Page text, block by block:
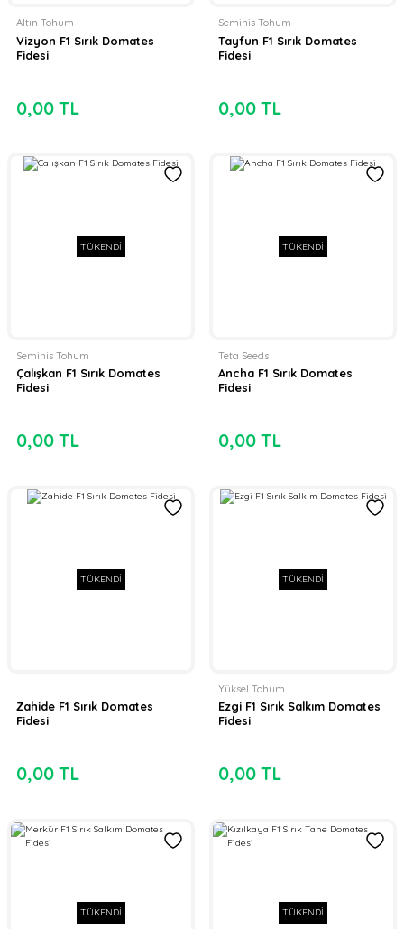
Altın Tohum
Vizyon F1 Sırık Domates
Fidesi
0,00 TL
Seminis Tohum
Tayfun F1 Sırık Domates
Fidesi
0,00 TL
TÜKENDİ
Seminis Tohum
Çalışkan F1 Sırık Domates
Fidesi
0,00 TL
TÜKENDİ
Teta Seeds
Ancha F1 Sırık Domates
Fidesi
0,00 TL
TÜKENDİ
Zahide F1 Sırık Domates
Fidesi
0,00 TL
TÜKENDİ
Yüksel Tohum
Ezgi F1 Sırık Salkım Domates
Fidesi
0,00 TL
TÜKENDİ TÜKENDİ